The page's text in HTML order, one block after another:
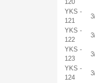
120
YKS -
121
YKS -
122
YKS -
123
YKS -
124